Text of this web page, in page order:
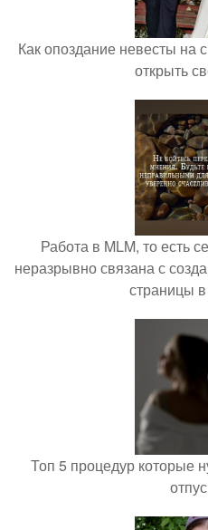
Как опоздание невесты на
открыть
Работа в MLM, то есть
неразрывно связана с
страницы в
Топ 5 процедур которые